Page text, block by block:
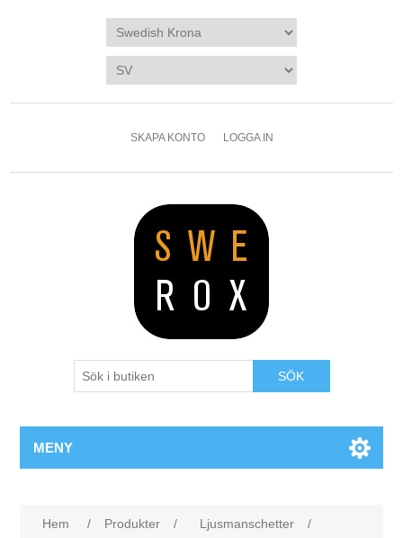
SKAPA KONTO LOGGA IN
SÖK
MENY
Hem / Produkter / Ljusmanschetter
/